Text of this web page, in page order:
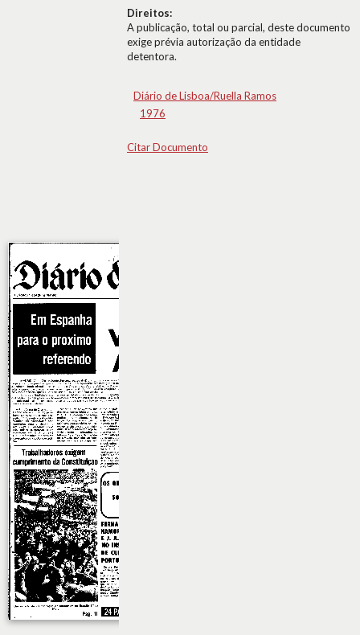
Direitos:
A publicação, total ou parcial, deste documento
exige prévia autorização da entidade
detentora.
Diário de Lisboa/Ruella Ramos
1976
Citar Documento